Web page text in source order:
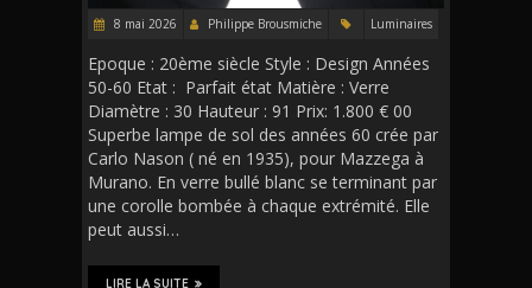
8 mai 2026 Philippe Brousmiche Luminaires
Epoque : 20ème siècle Style : Design Années
50-60 Etat : Parfait état Matière : Verre
Diamètre : 30 Hauteur : 91 Prix: 1.800 € 00
Superbe lampe de sol des années 60 crée par
Carlo Nason ( né en 1935), pour Mazzega à
Murano. En verre bullé blanc se terminant par
une corolle bombée à chaque extrémité. Elle
peut aussi…
LIRE LA SUITE